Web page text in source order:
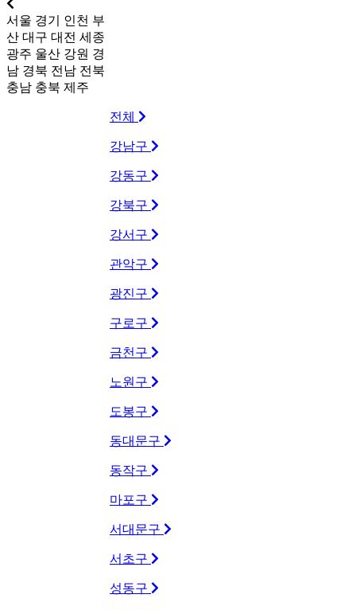
서울 경기 인천 부
산 대구 대전 세종
광주 울산 강원 경
남 경북 전남 전북
충남 충북 제주
전체
강남구
강동구
강북구
강서구
관악구
광진구
구로구
금천구
노원구
도봉구
동대문구
동작구
마포구
서대문구
서초구
성동구